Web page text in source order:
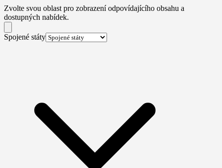
Zvolte svou oblast pro zobrazení odpovídajícího obsahu a
dostupných nabídek.
Spojené státy